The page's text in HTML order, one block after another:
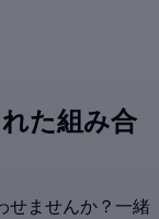
た組み合
せませんか？一緒